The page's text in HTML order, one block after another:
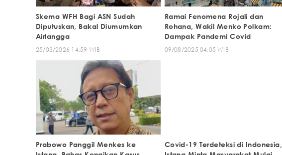
Skema WFH Bagi ASN Sudah
Diputuskan, Bakal Diumumkan
Airlangga
25/03/2026 14:59 WIB
Ramai Fenomena Rojali dan
Rohana, Wakil Menko Polkam:
Dampak Pandemi Covid
09/08/2025 04:05 WIB
Prabowo Panggil Menkes ke
Covid-19 Terdeteksi di Indonesia,